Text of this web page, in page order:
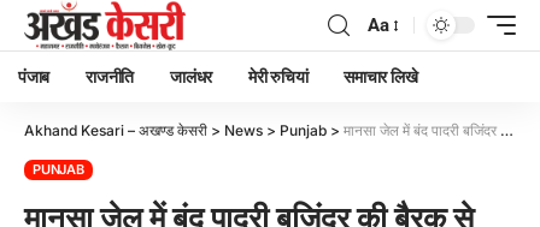
Aa
पंजाब राजनीति जालंधर मेरी रुचियां समाचार लिखे
Akhand Kesari – अखण्ड केसरी > News > Punjab > मानसा जेल में बंद पादरी बजिंदर की बैरक से मोबाइल-नकदी मिली; जेल सुपरिटेंडेंट सस्पेंड
PUNJAB
मानसा जेल में बंद पादरी बजिंदर की बैरक से